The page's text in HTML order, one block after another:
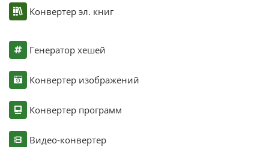
Конвертер эл. книг
Генератор хешей
Конвертер изображений
Конвертер программ
Видео-конвертер